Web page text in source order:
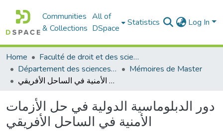
Communities
& Collections
All of
DSpace
Statistics Log In
Home
Faculté de droit et des sciences politiques
Département des sciences politiques
Mémoires de Master
دور الدبلوماسية الدولية في حل الأزمات الأمنية في الساحل الأفريقي
دور الدبلوماسية الدولية في حل الأزمات
الأمنية في الساحل الأفريقي